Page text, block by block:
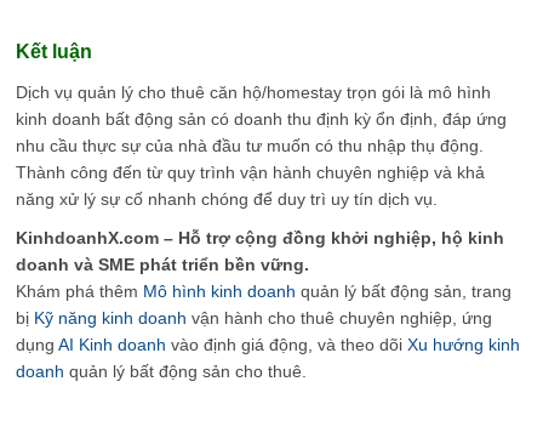
Kết luận
Dịch vụ quản lý cho thuê căn hộ/homestay trọn gói là mô hình
kinh doanh bất động sản có doanh thu định kỳ ổn định, đáp ứng
nhu cầu thực sự của nhà đầu tư muốn có thu nhập thụ động.
Thành công đến từ quy trình vận hành chuyên nghiệp và khả
năng xử lý sự cố nhanh chóng để duy trì uy tín dịch vụ.
KinhdoanhX.com – Hỗ trợ cộng đồng khởi nghiệp, hộ kinh
doanh và SME phát triển bền vững.
Khám phá thêm Mô hình kinh doanh quản lý bất động sản, trang
bị Kỹ năng kinh doanh vận hành cho thuê chuyên nghiệp, ứng
dụngAI Kinh doanh vào định giá động, và theo dõiXu hướng kinh
doanh quản lý bất động sản cho thuê.